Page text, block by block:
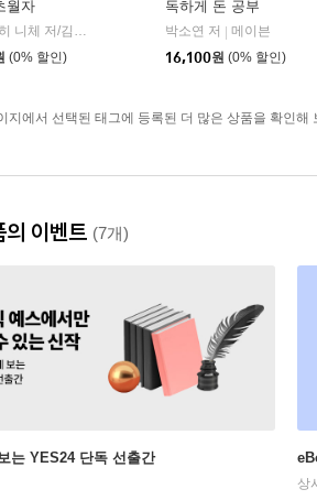
월자
프리드리히 니체 저/김철 편역
(0% 할인)
독하게 돈 공부
박소연 저
메이븐
16,100원 (0% 할인)
지에서 선택된 태그에 등록된 더 많은 상품을 확인해
의 이벤트 (7개)
는 YES24 단독 선출간
상